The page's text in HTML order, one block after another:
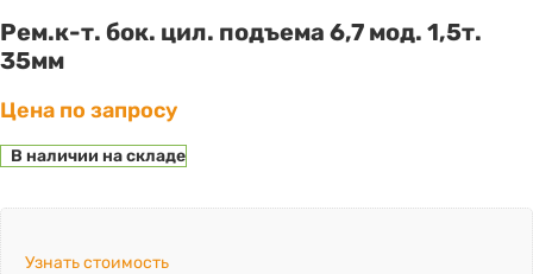
Рем.к-т. бок. цил. подъема 6,7 мод. 1,5т.
35мм
Цена по запросу
В наличии на складе
Узнать стоимость